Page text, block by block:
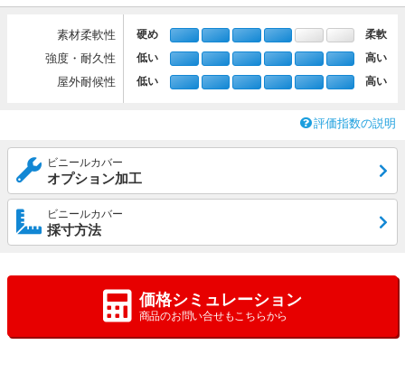
素材柔軟性 硬め 柔軟
強度・耐久性 低い 高い
屋外耐候性 低い 高い
評価指数の説明
ビニールカバー
オプション加工
ビニールカバー
採寸方法
価格シミュレーション
商品のお問い合せもこちらから